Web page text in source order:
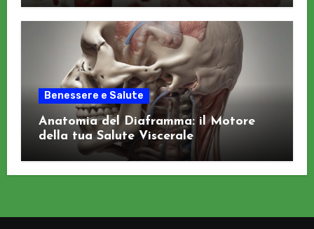
Benessere e Salute
Anatomia del Diaframma: il Motore
della tua Salute Viscerale